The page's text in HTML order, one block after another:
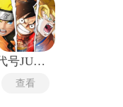
代号JUMP手游
查看